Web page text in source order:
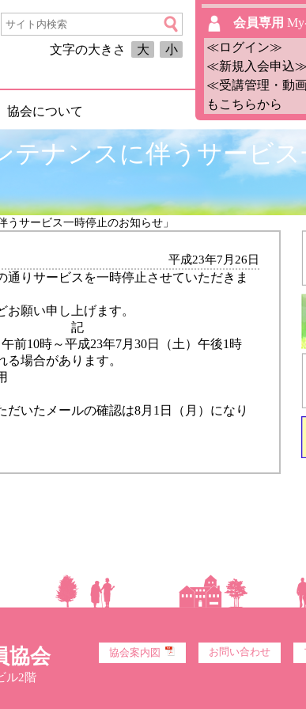
文字の大きさ 大 小
会員専用
≪ログイン≫
≪新規入会申込≫
≪受講管理・動
もこちらから
協会について
テナンスに伴うサービ
サービス一時停止のお知らせ」
平成23年7月26日
りサービスを一時停止させていただきま
願い申し上げます。
前10時～平成23年7月30日（土）午後1時
場合があります。
の確認は8月1日（月）になり
協会
ル2階
協会案内図 お問い合わせ